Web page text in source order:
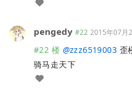
pengedy #22 2015年07月
#22 楼 @zzz6519003 歪
骑马走天下